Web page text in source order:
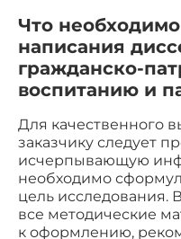
Что
написания
гражданско-
воспитанию и
Для качественного
заказчику следует
исчерпывающую
необходимо
цель исследования.
все методические
к оформлению,